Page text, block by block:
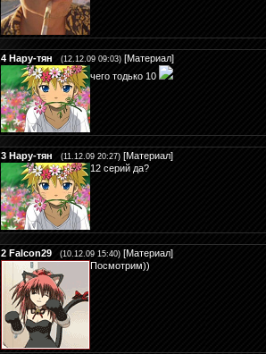
4 Нару-тян (12.12.09 09:03) [Материал]
чего тодько 10
3 Нару-тян (11.12.09 20:27) [Материал]
12 серий да?
2 Falcon29 (10.12.09 15:40) [Материал]
Посмотрим))